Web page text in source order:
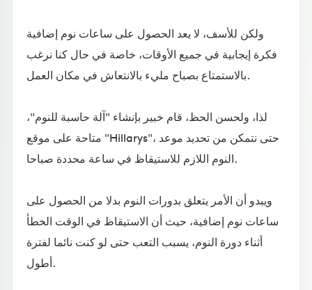
ولكن للأسف، لا يعد الحصول على ساعات نوم إضافية
فكرة إيجابية في جميع الأوقات، خاصة في حال كنا نرغب
بالاستمتاع بصباح مليء بالانتعاش في مكان العمل.
لذا، ولحسن الحظ، قام خبير بإنشاء "آلة حاسبة للنوم"،
متاحة على موقع "Hillarys"، حتى نتمكن من تحديد موعد
النوم اللازم للاستيقاظ في ساعة محددة صباحا.
ويبدو أن الأمر يتعلق بدورات النوم بدلا من الحصول على
ساعات نوم إضافية، حيث أن الاستيقاظ في الوقت الخطأ
أثناء دورة النوم، يسبب التعب حتى لو كنت نائما لفترة
أطول.